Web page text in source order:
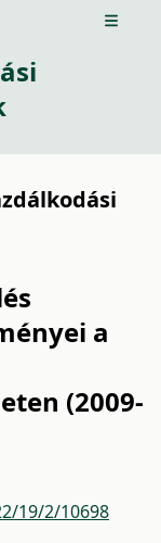
Open
a
(2009-
19/2/10698